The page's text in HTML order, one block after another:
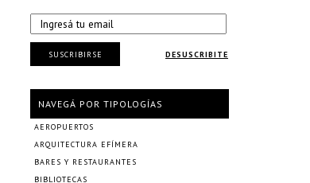
DESUSCRIBITE
SUSCRIBIRSE
NAVEGÁ POR TIPOLOGÍAS
AEROPUERTOS
ARQUITECTURA EFÍMERA
BARES Y RESTAURANTES
BIBLIOTECAS